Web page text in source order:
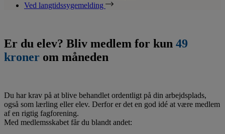
Ved langtidssygemelding
Er du elev? Bliv medlem for kun 49
kroner om måneden
Du har krav på at blive behandlet ordentligt på din arbejdsplads,
også som lærling eller elev. Derfor er det en god idé at være medlem
af en rigtig fagforening.
Med medlemsskabet får du blandt andet: